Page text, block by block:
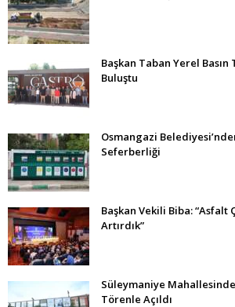
Başkan Taban Yerel
Buluştu
Osmangazi
Seferberliği
Başkan Vekili Biba: “Asfalt
Artırdık”
Süleymaniye Mahallesinde
Törenle Açıldı